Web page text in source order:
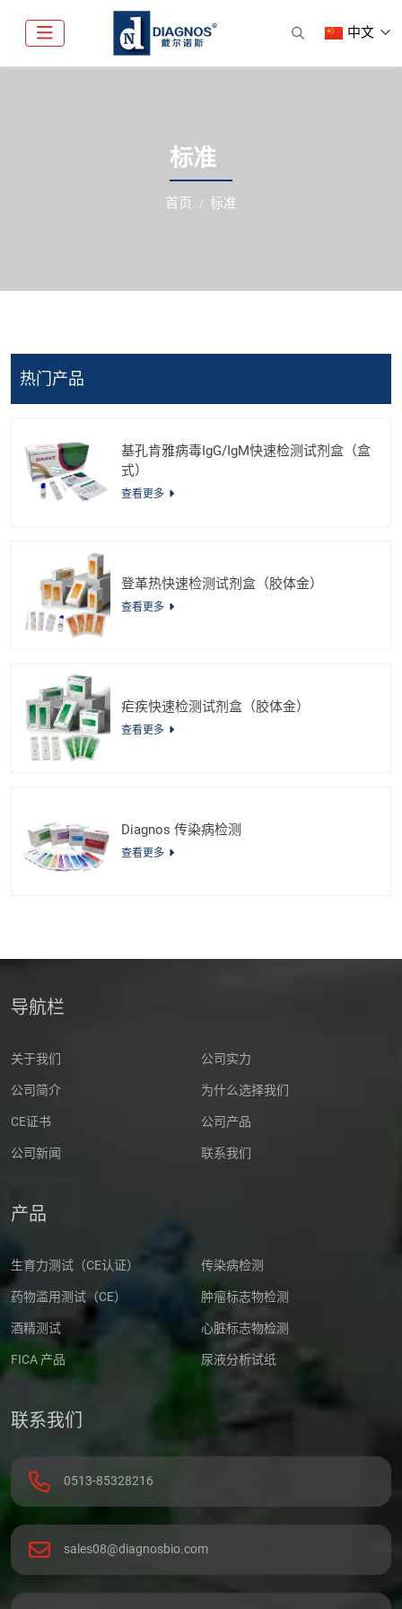
中文
标准
首页 标准
热门产品
基孔肯雅病毒IgG/IgM快速检测试剂盒（盒
式）
查看更多
登革热快速检测试剂盒（胶体金）
查看更多
疟疾快速检测试剂盒（胶体金）
查看更多
Diagnos 传染病检测
查看更多
导航栏
关于我们 公司实力
公司简介 为什么选择我们
CE证书 公司产品
公司新闻 联系我们
产品
生育力测试（CE认证） 传染病检测
药物滥用测试（CE） 肿瘤标志物检测
酒精测试 心脏标志物检测
FICA 产品 尿液分析试纸
联系我们
0513-85328216
sales08@diagnosbio.com